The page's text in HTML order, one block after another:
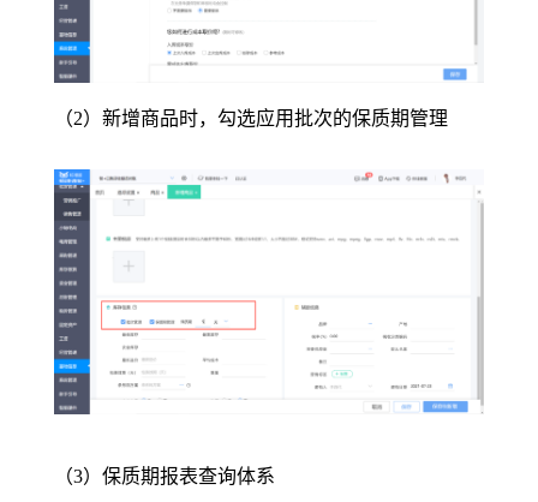
（2）新增商品时，勾选应用批次的保质期管理
（3）保质期报表查询体系